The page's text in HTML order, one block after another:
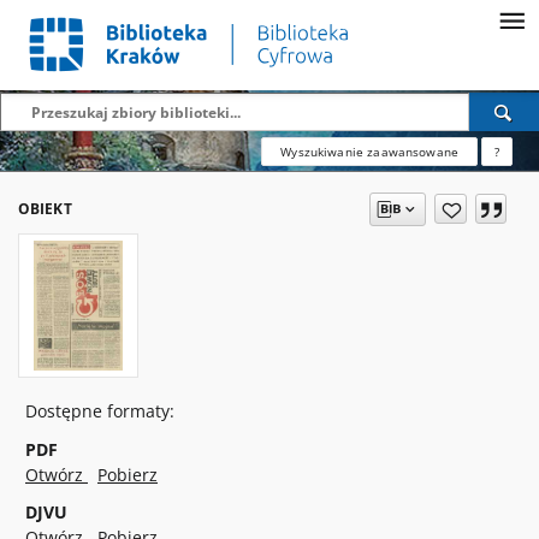
Wyszukiwanie zaawansowane ?
OBIEKT
Dostępne formaty:
PDF
Otwórz
Pobierz
DJVU